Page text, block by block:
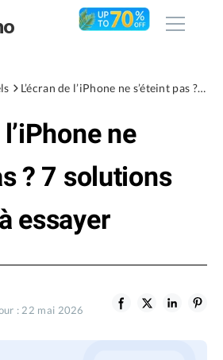
L’écran de l’iPhone ne s’éteint pas ? 7 solutions efficaces à essayer
l’iPhone ne
? 7 solutions
essayer
: 22 mai 2026